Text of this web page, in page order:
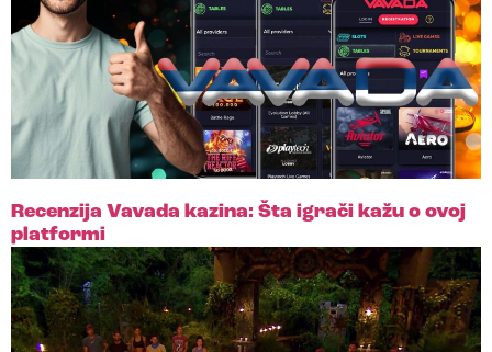
Recenzija Vavada kazina: Šta igrači kažu o ovoj
platformi